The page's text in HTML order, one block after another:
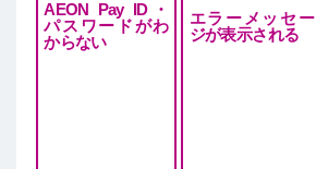
AEON Pay ID・
パスワードがわ
からない
エラーメッセー
ジが表示される